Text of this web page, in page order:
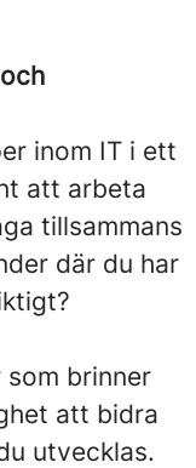
inom IT i ett
att arbeta
tillsammans
där du har
brinner
att bidra
utvecklas.